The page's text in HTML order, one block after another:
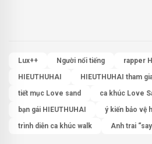
Lux++ Người nổi tiếng
rapper
HIEUTHUHAI
HIEUTHUHAI tham
tiết mục Love sand
ca khúc Love
bạn gái HIEUTHUHAI
ý kiến bảo vệ
trình diễn ca khúc walk
Anh trai